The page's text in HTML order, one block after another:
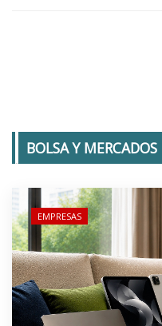
BOLSA Y MERCADOS
EMPRESAS